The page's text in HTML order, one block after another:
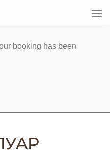
booking has been